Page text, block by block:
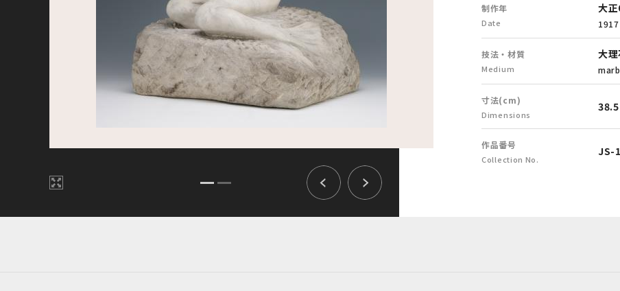
制作年
Date
大
1917
技法・材質
Medium
大
寸法(cm)
Dimensions
作品番号
Collection No.
JS-